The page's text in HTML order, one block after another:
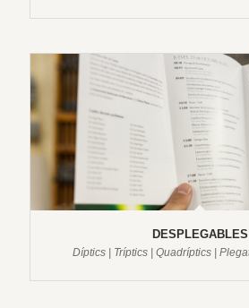
DESPLEGABLES
Díptics | Tríptics | Quadríptics |